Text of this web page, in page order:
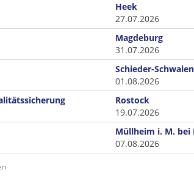
Heek
27.07.2026
Magdeburg
31.07.2026
Schieder-
01.08.2026
Rostock
19.07.2026
Müllheim i. M. bei
07.08.2026